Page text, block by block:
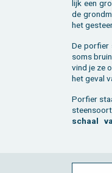
lijk een
de
het
De por­fier
soms
vind je ze
het geval
Por­fier
schaal